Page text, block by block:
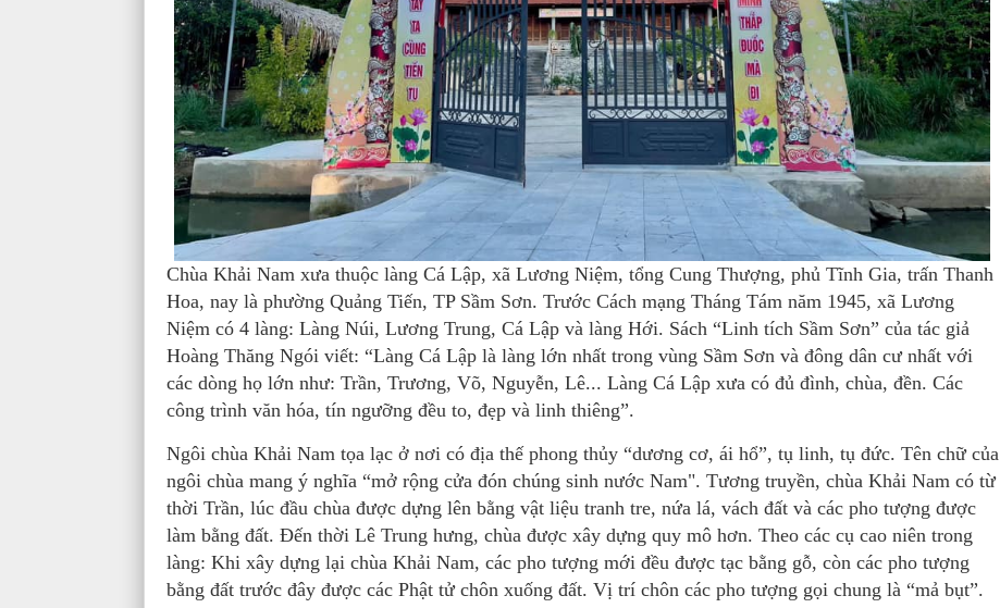
Chùa Khải Nam xưa thuộc làng Cá Lập, xã Lương Niệm, tổng Cung Thượng, phủ Tĩnh Gia, trấn Thanh
Hoa, nay là phường Quảng Tiến, TP Sầm Sơn. Trước Cách mạng Tháng Tám năm 1945, xã Lương
Niệm có 4 làng: Làng Núi, Lương Trung, Cá Lập và làng Hới. Sách “Linh tích Sầm Sơn” của tác giả
Hoàng Thăng Ngói viết: “Làng Cá Lập là làng lớn nhất trong vùng Sầm Sơn và đông dân cư nhất với
các dòng họ lớn như: Trần, Trương, Võ, Nguyễn, Lê... Làng Cá Lập xưa có đủ đình, chùa, đền. Các
công trình văn hóa, tín ngưỡng đều to, đẹp và linh thiêng”.
Ngôi chùa Khải Nam tọa lạc ở nơi có địa thế phong thủy “dương cơ, ái hổ”, tụ linh, tụ đức. Tên chữ của
ngôi chùa mang ý nghĩa “mở rộng cửa đón chúng sinh nước Nam". Tương truyền, chùa Khải Nam có từ
thời Trần, lúc đầu chùa được dựng lên bằng vật liệu tranh tre, nứa lá, vách đất và các pho tượng được
làm bằng đất. Đến thời Lê Trung hưng, chùa được xây dựng quy mô hơn. Theo các cụ cao niên trong
làng: Khi xây dựng lại chùa Khải Nam, các pho tượng mới đều được tạc bằng gỗ, còn các pho tượng
bằng đất trước đây được các Phật tử chôn xuống đất. Vị trí chôn các pho tượng gọi chung là “mả bụt”.